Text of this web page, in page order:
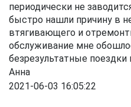
периодически не
быстро нашли причину в
втягивающего и
обслуживание мне
безрезультатные
Анна
2021-06-03 16:05:22